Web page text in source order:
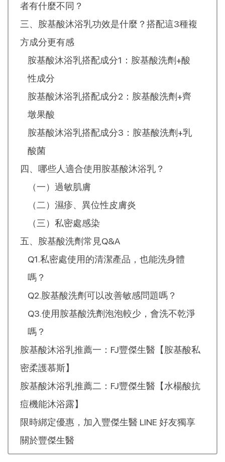
者有什麼不同？
三、胺基酸沐浴乳功效是什麼？搭配這3種複
方成分更有感
胺基酸沐浴乳搭配成分1：胺基酸洗劑+酸
性成分
胺基酸沐浴乳搭配成分2：胺基酸洗劑+齊
墩果酸
胺基酸沐浴乳搭配成分3：胺基酸洗劑+乳
酸菌
四、哪些人適合使用胺基酸沐浴乳？
（一）過敏肌膚
（二）濕疹、異位性皮膚炎
（三）私密處感染
五、胺基酸洗劑常見Q&A
Q1.私密處使用的清潔產品，也能洗身體
嗎？
Q2.胺基酸洗劑可以改善敏感問題嗎？
Q3.使用胺基酸洗劑泡泡較少，會洗不乾淨
嗎？
胺基酸沐浴乳推薦一：FJ豐傑生醫【胺基酸私
密柔護慕斯】
胺基酸沐浴乳推薦二：FJ豐傑生醫【水楊酸抗
痘機能沐浴露】
限時綁定優惠，加入豐傑生醫 LINE 好友獨享
關於豐傑生醫